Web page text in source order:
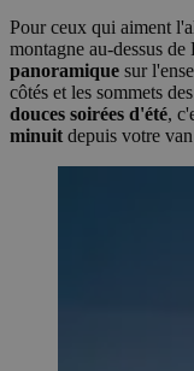
Pour ceux qui aiment
montagne au-dessus
panoramique sur
côtés et les sommets
douces soirées d'été,
minuit depuis votre